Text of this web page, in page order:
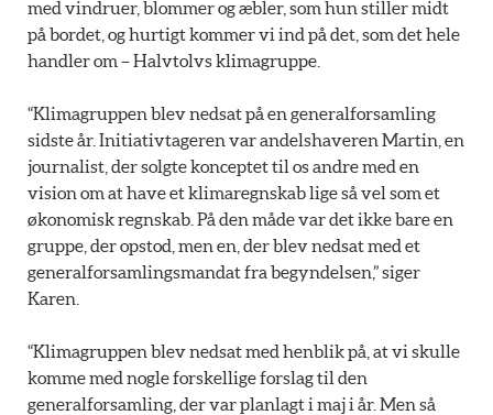
med vindruer, blommer og æbler, som hun stiller midt
på bordet, og hurtigt kommer vi ind på det, som det hele
handler om – Halvtolvs klimagruppe.
“Klimagruppen blev nedsat på en generalforsamling
sidste år. Initiativtageren var andelshaveren Martin, en
journalist, der solgte konceptet til os andre med en
vision om at have et klimaregnskab lige så vel som et
økonomisk regnskab. På den måde var det ikke bare en
gruppe, der opstod, men en, der blev nedsat med et
generalforsamlingsmandat fra begyndelsen,” siger
Karen.
“Klimagruppen blev nedsat med henblik på, at vi skulle
komme med nogle forskellige forslag til den
generalforsamling, der var planlagt i maj i år. Men så